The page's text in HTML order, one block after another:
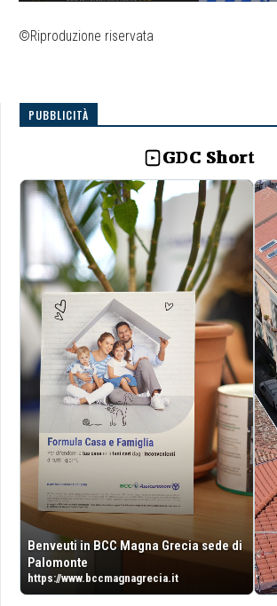
©Riproduzione riservata
PUBBLICITÀ
GDC Short
Benveuti in BCC Magna Grecia sede di
Palomonte
https://www.bccmagnagrecia.it